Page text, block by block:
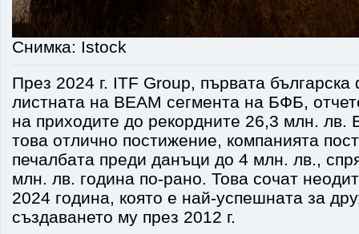
Снимка: Istock
През 2024 г. ITF Group, първата
листната на ВЕАМ сегмента на БФБ,
на приходите до рекордните 26,3 млн. лв.
това отлично постижение, компанията
печалбата преди данъци до 4 млн. лв.,
млн. лв. година по-рано. Това сочат
2024 година, която е най-успешната за
създаването му през 2012 г.